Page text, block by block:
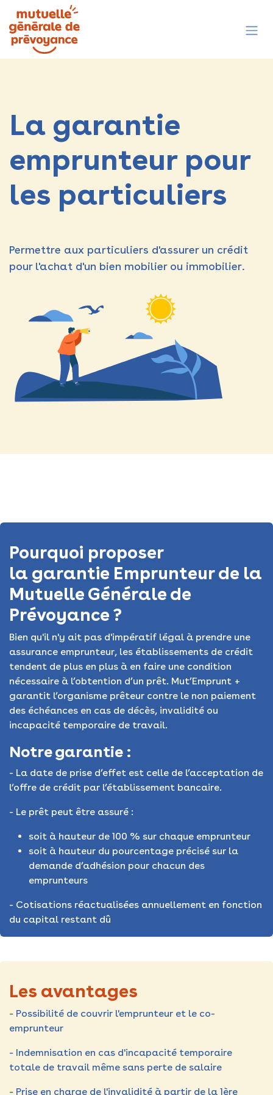
Se rendre au contenu
La garantie
emprunteur pour
les particuliers
Permettre aux particuliers d'assurer un crédit
pour l'achat d'un bien mobilier ou immobilier.
Pourquoi proposer
la garantie Emprunteur de la
Mutuelle Générale de
Prévoyance ?
Bien qu'il n'y ait pas d'impératif légal à prendre une
assurance emprunteur, les établissements de crédit
tendent de plus en plus à en faire une condition
nécessaire à l’obtention d’un prêt. Mut’Emprunt +
garantit l’organisme prêteur contre le non paiement
des échéances en cas de décès, invalidité ou
incapacité temporaire de travail.
Notre garantie :
- La date de prise d’effet est celle de l’acceptation de
l’offre de crédit par l’établissement bancaire.
- Le prêt peut être assuré :
soit à hauteur de 100 % sur chaque emprunteur
soit à hauteur du pourcentage précisé sur la
demande d’adhésion pour chacun des
emprunteurs
- Cotisations réactualisées annuellement en fonction
du capital restant dû
Les avantages
- Possibilité de couvrir l'emprunteur et le co-
emprunteur
- Indemnisation en cas d'incapacité temporaire
totale de travail même sans perte de salaire
- Prise en charge de l'invalidité à partir de la 1ère